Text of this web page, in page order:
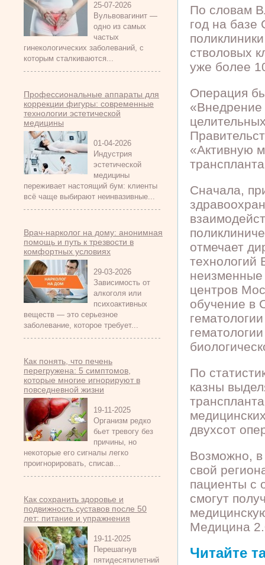
25-07-2026
Вульвовагинит —
одно из самых
частых
гинекологических заболеваний, с
которым сталкиваются...
Профессиональные аппараты для
коррекции фигуры: современные
технологии эстетической
медицины
01-04-2026
Индустрия
эстетической
медицины
переживает настоящий бум: клиенты
всё чаще выбирают неинвазивные...
Врач-нарколог на дому: анонимная
помощь и путь к трезвости в
комфортных условиях
29-03-2026
Зависимость от
алкоголя или
психоактивных
веществ — это серьезное
заболевание, которое требует...
Как понять, что печень
перегружена: 5 симптомов,
которые многие игнорируют в
повседневной жизни
19-11-2025
Организм редко
бьет тревогу без
причины, но
некоторые его сигналы легко
проигнорировать, списав...
Как сохранить здоровье и
подвижность суставов после 50
лет: питание и упражнения
19-11-2025
Перешагнув
пятидесятилетний
По словам
год на базе
стволовых
уже более
Операция
«Внедрение
«Активную
Сначала,
отмечает
технологий
центров
обучение в
По
казны
двухсот
Возможно, в
свой
пациенты с
смогут
Медицина
Читайте